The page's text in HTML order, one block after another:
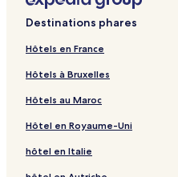
Destinations phares
Hôtels en France
Hôtels à Bruxelles
Hôtels au Maroc
Hôtel en Royaume-Uni
hôtel en Italie